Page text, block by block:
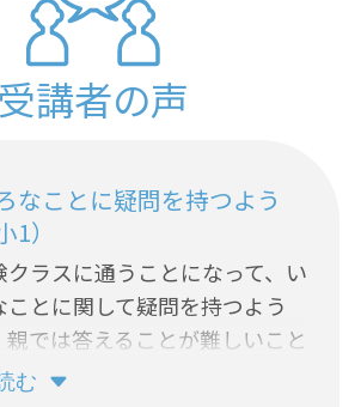
受講者の声
なことに疑問を持つよう
）
クラスに通うことになって、い
ことに関して疑問を持つよう
親では答えることが難しいこと
てくるようになりました。
む